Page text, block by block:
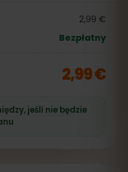
2,99 €
Bezpłatny
2,99 €
jeśli nie będzie